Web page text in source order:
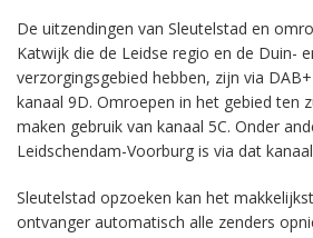
De uitzendingen van Sleutelstad en
Katwijk die de Leidse regio en de Duin-
verzorgingsgebied hebben, zijn via
kanaal 9D. Omroepen in het gebied ten
maken gebruik van kanaal 5C. Onder
Leidschendam-Voorburg is via dat
Sleutelstad opzoeken kan het
ontvanger automatisch alle zenders